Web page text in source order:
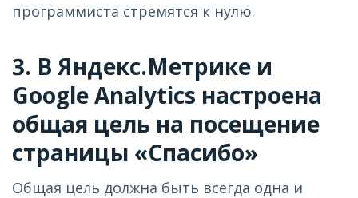
программиста стремятся к нулю.
3. В Яндекс.Метрике и
Google Analytics настроена
общая цель на посещение
страницы «Спасибо»
Общая цель должна быть всегда одна и